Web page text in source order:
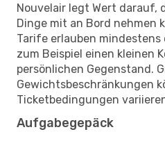
Nouvelair legt Wert darauf,
Dinge mit an Bord nehmen
Tarife erlauben mindestens
zum Beispiel einen kleinen
persönlichen Gegenstand.
Gewichtsbeschränkungen
Ticketbedingungen
Aufgabegepäck